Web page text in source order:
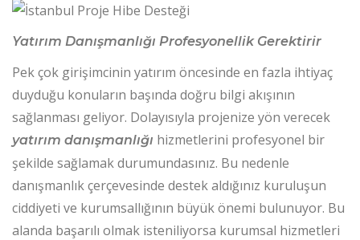
Yatırım Danışmanlığı Profesyonellik Gerektirir
Pek çok girişimcinin yatırım öncesinde en fazla ihtiyaç
duyduğu konuların başında doğru bilgi akışının
sağlanması geliyor. Dolayısıyla projenize yön verecek
yatırım danışmanlığı hizmetlerini profesyonel bir
şekilde sağlamak durumundasınız. Bu nedenle
danışmanlık çerçevesinde destek aldığınız kuruluşun
ciddiyeti ve kurumsallığının büyük önemi bulunuyor. Bu
alanda başarılı olmak isteniliyorsa kurumsal hizmetleri